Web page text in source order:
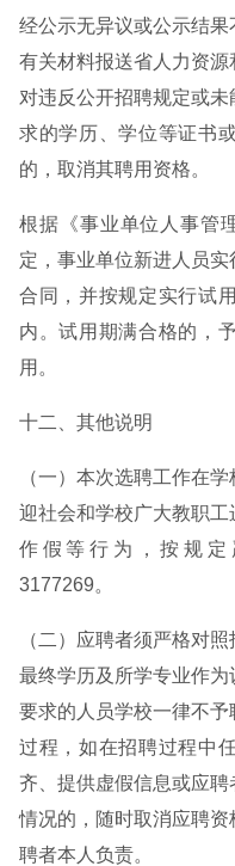
经公示无异议或公示结
有关材料报送省人力资源
对违反公开招聘规定或
求的学历、学位等证书
的，取消其聘用资格。
根据《事业单位人事管
定，事业单位新进人员
合同，并按规定实行试
内。试用期满合格的，
用。
十二、其他说明
（一）本次选聘工作在
迎社会和学校广大教职
作假等行为，按规定
3177269。
（二）应聘者须严格对
最终学历及所学专业作
要求的人员学校一律不
过程，如在招聘过程中
齐、提供虚假信息或应
情况的，随时取消应聘
聘者本人负责。